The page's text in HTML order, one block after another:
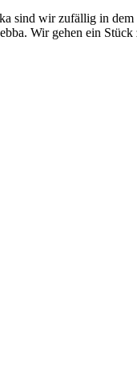
sind wir zufällig in
Wir gehen ein